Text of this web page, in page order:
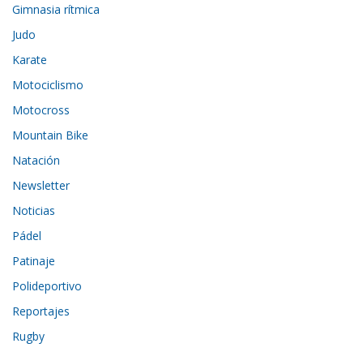
Gimnasia rítmica
Judo
Karate
Motociclismo
Motocross
Mountain Bike
Natación
Newsletter
Noticias
Pádel
Patinaje
Polideportivo
Reportajes
Rugby